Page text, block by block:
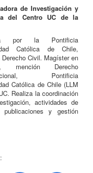
de Investigación y
del Centro UC de la
por la Pontificia
Católica de Chile,
Derecho Civil. Magíster en
mención Derecho
Pontificia
Católica de Chile (LLM
Realiza la coordinación
actividades de
y gestión